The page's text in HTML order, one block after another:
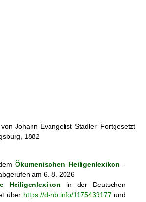
Johann Evangelist Stadler, Fortgesetzt
1882
Ökumenischen Heiligenlexikon -
abgerufen am 6. 8. 2026
Heiligenlexikon in der Deutschen
über https://d-nb.info/1175439177 und